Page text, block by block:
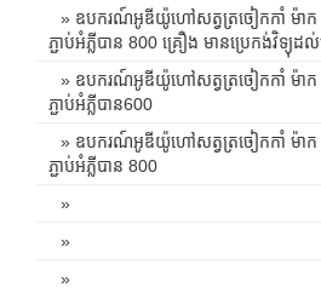
» ឧបករណ៍អូឌីយ៉ូហៅសត្វត្រចៀកកាំ ម៉ាក
ភ្ជាប់អំភ្លីបាន 800 គ្រឿង មានប្រេកង់វិទ្យុ
» ឧបករណ៍អូឌីយ៉ូហៅសត្វត្រចៀកកាំ ម៉ាក
ភ្ជាប់អំភ្លីបាន600
» ឧបករណ៍អូឌីយ៉ូហៅសត្វត្រចៀកកាំ ម៉ាក
ភ្ជាប់អំភ្លីបាន 800
»
»
»